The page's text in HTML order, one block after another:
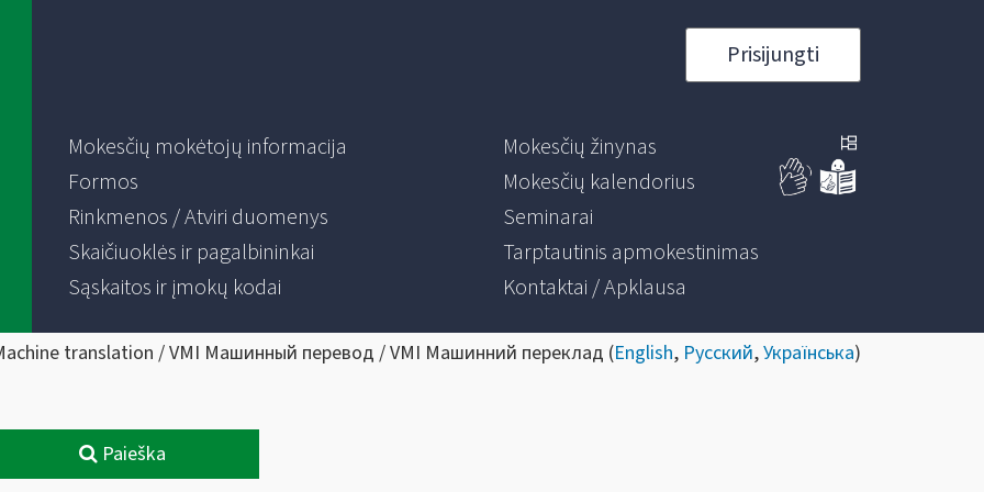
Prisijungti
Mokesčių mokėtojų informacija
Formos
Rinkmenos / Atviri duomenys
Skaičiuoklės ir pagalbininkai
Sąskaitos ir įmokų kodai
Mokesčių žinynas
Mokesčių kalendorius
Seminarai
Tarptautinis apmokestinimas
Kontaktai / Apklausa
translation / VMI Машинный перевод / VMI Машинний переклад (English, Русский,Українська)
Paieška